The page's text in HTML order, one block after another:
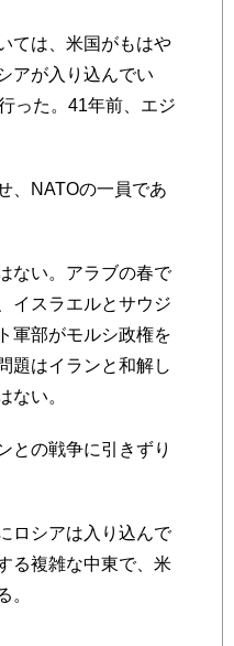
ては、米国がもはや
アが入り込んでい
った。41年前、エジ
、NATOの一員であ
ない。アラブの春で
イスラエルとサウジ
軍部がモルシ政権を
題はイランと和解し
ない。
との戦争に引きずり
ロシアは入り込んで
る複雑な中東で、米
。